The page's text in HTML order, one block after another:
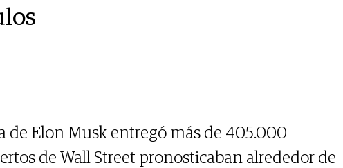
de Elon Musk entregó más de 405.000
de Wall Street pronosticaban alrededor de